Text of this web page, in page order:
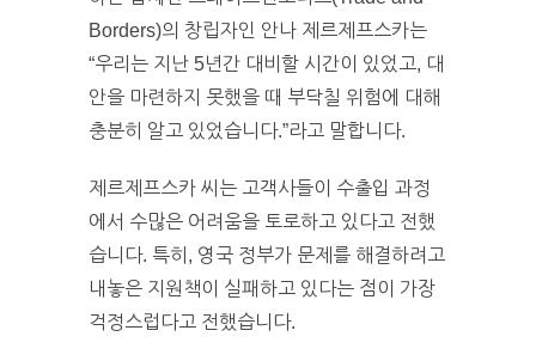
Borders)의 창립자인 안나 제르제프스카는
“우리는 지난 5년간 대비할 시간이 있었고, 대
안을 마련하지 못했을 때 부닥칠 위험에 대해
충분히 알고 있었습니다.”라고 말합니다.
제르제프스카 씨는 고객사들이 수출입 과정
에서 수많은 어려움을 토로하고 있다고 전했
습니다. 특히, 영국 정부가 문제를 해결하려고
내놓은 지원책이 실패하고 있다는 점이 가장
걱정스럽다고 전했습니다.